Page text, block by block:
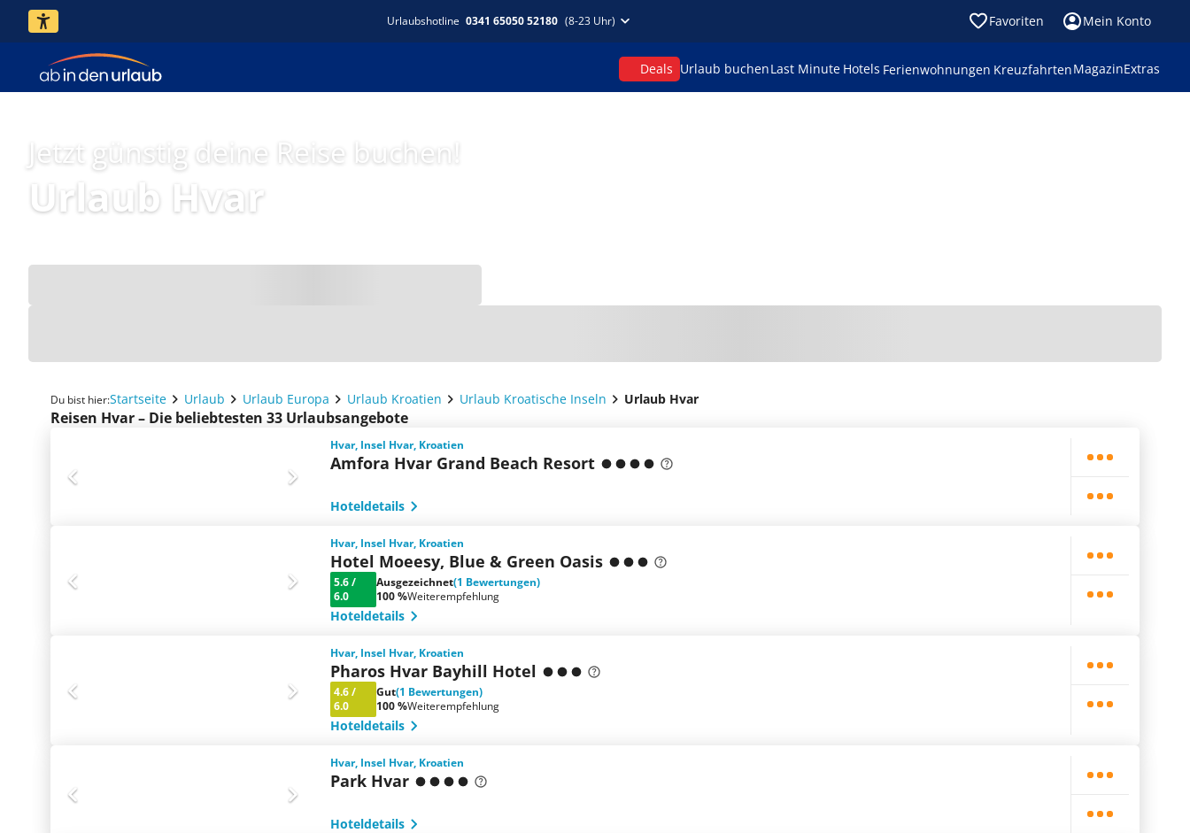
Urlaubshotline 0341 65050 52180 (8-23 Uhr) Favoriten Mein Konto
Deals Urlaub buchenLast Minute Hotels Ferienwohnungen KreuzfahrtenMagazinExtras
Jetzt günstig deine Reise buchen!
Urlaub Hvar
Du bist hier:Startseite Urlaub Urlaub Europa Urlaub Kroatien Urlaub Kroatische Inseln Urlaub Hvar
Reisen Hvar – Die beliebtesten 33 Urlaubsangebote
Hvar, Insel Hvar, Kroatien
Amfora Hvar Grand Beach Resort
Hoteldetails
Hvar, Insel Hvar, Kroatien
Hotel Moeesy, Blue & Green Oasis
5.6/
6.0
Ausgezeichnet(1 Bewertungen)
100 %Weiterempfehlung
Hoteldetails
Hvar, Insel Hvar, Kroatien
Pharos Hvar Bayhill Hotel
4.6/
6.0
Gut(1 Bewertungen)
100 %Weiterempfehlung
Hoteldetails
Hvar, Insel Hvar, Kroatien
Park Hvar
Hoteldetails